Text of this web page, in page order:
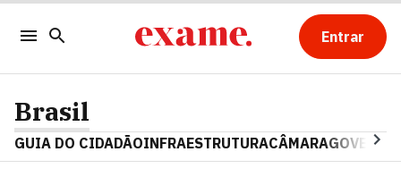
Entrar
Brasil
GUIA DO CIDADÃOINFRAESTRUTURACÂMARAGOVERNO